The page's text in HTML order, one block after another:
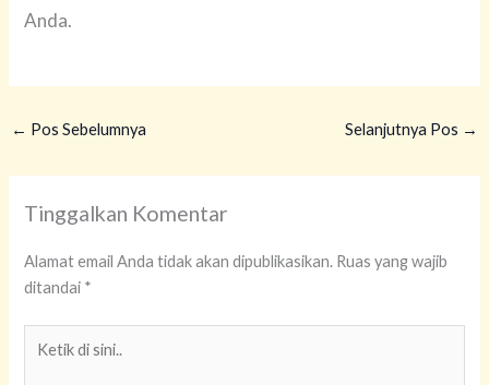
Anda.
← Pos Sebelumnya Selanjutnya Pos →
Tinggalkan Komentar
Alamat email Anda tidak akan dipublikasikan. Ruas yang wajib
ditandai *